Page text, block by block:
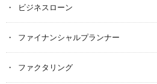
ビジネスローン
ファイナンシャルプランナー
ファクタリング